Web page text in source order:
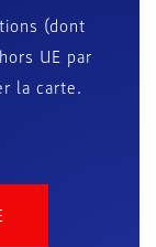
(dont
UE par
la carte.